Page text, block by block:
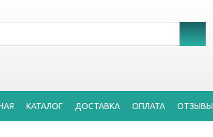
КАТАЛОГ ДОСТАВКА ОПЛАТА ОТЗЫВЫ